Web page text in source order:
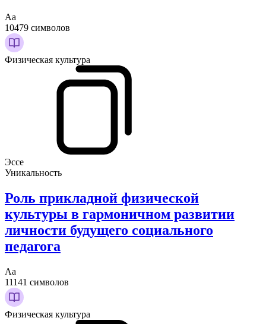
Аа
10479 символов
Физическая культура
Эссе
Уникальность
Роль прикладной физической
культуры в гармоничном развитии
личности будущего социального
педагога
Аа
11141 символов
Физическая культура